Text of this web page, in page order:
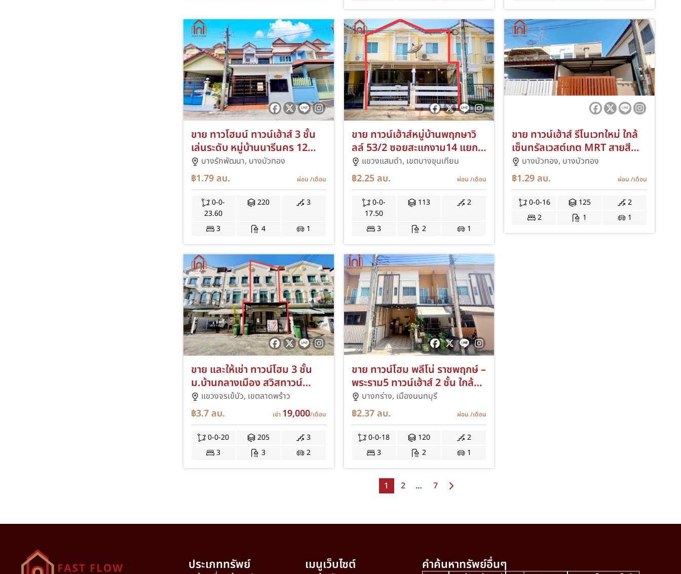
ขาย ทาวโฮมน์ ทาวน์เฮ้าส์ 3 ชั้น
เล่นระดับ หมู่บ้านนารีนคร 12
ถนนบางกรวย-ไทรน้อย ใกล้
ตลาดบางบัวทอง ซอยเทศบาล 8
PKA
บางรักพัฒนา, บางบัวทอง
฿1.79ลบ. ผ่อน /เดือน
0-0-
23.60
220 3
3 4 1
ขาย ทาวน์เฮ้าส์หมู่บ้านพฤกษาวิ
ลล์ 53/2 ซอยสะแกงาม14 แยก2
ถนนพระราม 2 การเดินทาง
สะดวกเชื่อมต่อได้หลายเส้นทาง
ทางด่วนเฉลิมมหานคร, ทางด่วน
กาญจนาภิเษก (วงแหวนใต้)
พร้อม CCTV ทั้งโครงการ JUM
แขวงแสมดำ, เขตบางขุนเทียน
฿2.25ลบ. ผ่อน/เดือน
0-0-
17.50
113 2
3 2 1
ขาย ทาวน์เฮ้าส์ รีโนเวทใหม่ ใกล้
เซ็นทรัลเวสต์เกต MRT สายสี
ม่วง หมู่บ้านบุษกร-รติยา ใกล้ถนน
กาญจนาภิเษก บางบัวทอง
บางกรวย-ไทรน้อย ต่อเติมโรง
จอดรถ ต่อเติมครัว ซอยหมู่บ้าน
รัตติยา10 PKA
บางบัวทอง, บางบัวทอง
฿1.29ลบ. ผ่อน /เดือน
0-0-16 125
2
2
1 1
ขาย และให้เช่า ทาวน์โฮม 3 ชั้น
ม.บ้านกลางเมือง สวิสทาวน์
เกษตร-นวมินทร์ ต่อเติมห้องครัว
ซอยประเสริฐมนูญกิจ 25 เดิน
ทางสะดวก เข้า-ออก ได้หลายทาง
ใกล้รถไฟฟ้าสายสีชมพู สถานี
รามอินทรา กม.9 IM
แขวงจรเข้บัว, เขตลาดพร้าว
฿3.7ลบ. เช่า 19,000/เดือน
0-0-20 205
3
3
3 2
ขาย ทาวน์โฮม พลีโน่ ราชพฤกษ์ –
พระราม5 ทาวน์เฮ้าส์ 2 ชั้น ใกล้
เซ็นทรัล เวสต์วิลล์ ต่อเติมครัว
ต่อเติมโรงรถ PLENO ถนน
บางกรวย-ไทรน้อย ถนน
บางศรีเมือง บางกร่าง JOA
บางกร่าง, เมืองนนทบุรี
฿2.37ลบ. ผ่อน/เดือน
0-0-18 120
2
3
2 1
1 2 … 7
ประเภททรัพย์ เมนูเว็บไซต์ คำค้นหาทรัพย์อื่นๆ